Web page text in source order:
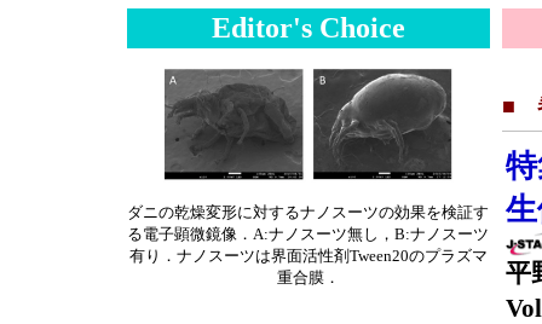
Editor's Choice
ダニの乾燥変形に対するナノスーツの効果を検証す
る電子顕微鏡像．A:ナノスーツ無し，B:ナノスーツ
有り．ナノスーツは界面活性剤Tween20のプラズマ
重合膜．
■
平